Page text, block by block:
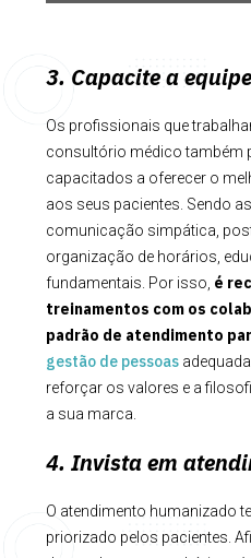
3. Capacite a equipe
Os profissionais que
consultório médico também
capacitados a oferecer o
aos seus pacientes. Sendo
comunicação simpática,
organização de horários,
fundamentais. Por isso, é
treinamentos com os
padrão de atendimento
gestão de pessoas
reforçar os valores e a
a sua marca.
4. Invista em
O atendimento humanizado
priorizado pelos pacientes.